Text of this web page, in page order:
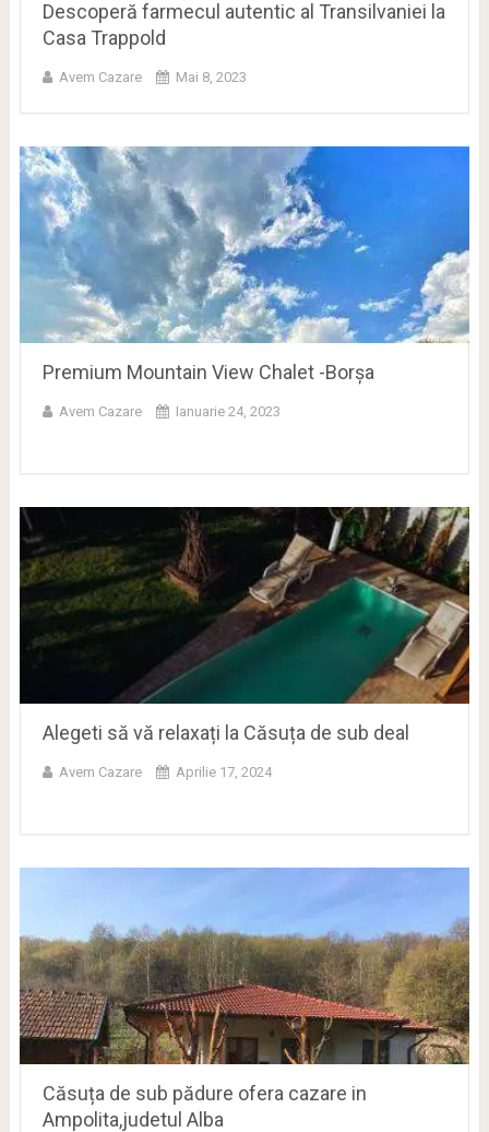
Descoperă farmecul autentic al Transilvaniei la
Casa Trappold
Avem Cazare Mai 8, 2023
Premium Mountain View Chalet -Borșa
Avem Cazare Ianuarie 24, 2023
Alegeti să vă relaxați la Căsuța de sub deal
Avem Cazare Aprilie 17, 2024
Căsuța de sub pădure ofera cazare in
Ampolita,judetul Alba